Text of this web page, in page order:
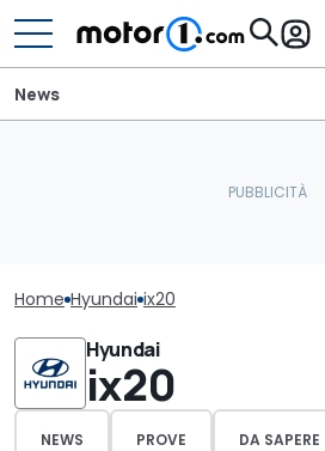
News
Home Hyundai ix20
Hyundai
ix20
NEWS PROVE DA SAPERE